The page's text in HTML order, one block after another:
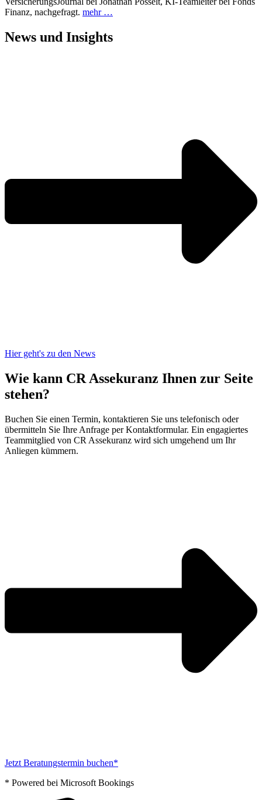
Finanz, nachgefragt. mehr …
News und Insights
Hier geht's zu den News
Wie kann CR Assekuranz Ihnen zur Seite
stehen?
Buchen Sie einen Termin, kontaktieren Sie uns telefonisch oder
übermitteln Sie Ihre Anfrage per Kontaktformular. Ein engagiertes
Teammitglied von CR Assekuranz wird sich umgehend um Ihr
Anliegen kümmern.
Jetzt Beratungstermin buchen*
* Powered bei Microsoft Bookings